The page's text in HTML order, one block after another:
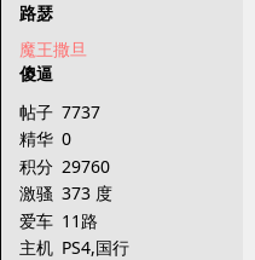
路瑟
魔王撒旦
傻逼
帖子 7737
精华 0
积分 29760
激骚 373 度
爱车 11路
主机 PS4,国行